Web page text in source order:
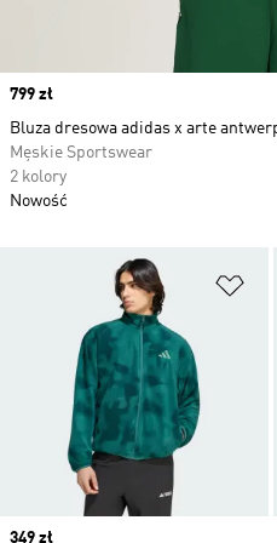
Price
349 zł
Price
799 zł
Bluza dresowa adidas x arte
Męskie Sportswear
2 kolory
Nowość